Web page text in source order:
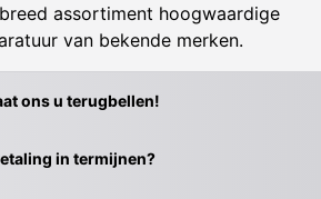
assortiment hoogwaardige
van bekende merken.
ons u terugbellen!
in termijnen?